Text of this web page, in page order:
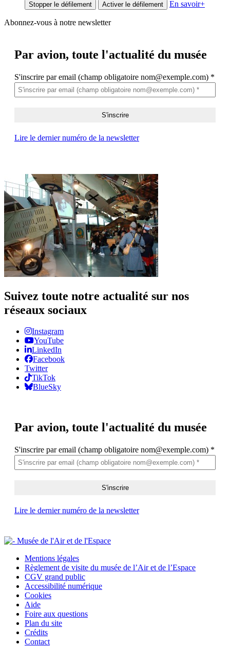
Stopper le défilement Activer le défilement En savoir+
Abonnez-vous à notre newsletter
Par avion, toute l'actualité du musée
S'inscrire par email (champ obligatoire nom@exemple.com) *
Lire le dernier numéro de la newsletter
Suivez toute notre actualité sur nos
réseaux sociaux
Instagram
YouTube
LinkedIn
Facebook
Twitter
TikTok
BlueSky
Par avion, toute l'actualité du musée
S'inscrire par email (champ obligatoire nom@exemple.com) *
Lire le dernier numéro de la newsletter
Mentions légales
Règlement de visite du musée de l’Air et de l’Espace
CGV grand public
Accessibilité numérique
Cookies
Aide
Foire aux questions
Plan du site
Crédits
Contact